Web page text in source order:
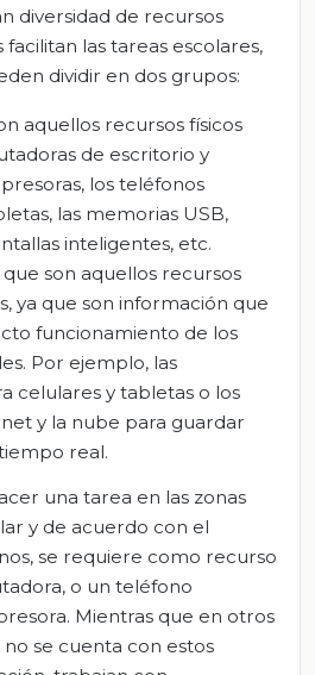
diversidad de recursos
las tareas escolares,
dividir en dos grupos:
aquellos recursos físicos
de escritorio y
los teléfonos
las memorias USB,
inteligentes, etc.
son aquellos recursos
ya que son información que
funcionamiento de los
Por ejemplo, las
celulares y tabletas o los
y la nube para guardar
real.
una tarea en las zonas
y de acuerdo con el
se requiere como recurso
o un teléfono
Mientras que en otros
se cuenta con estos